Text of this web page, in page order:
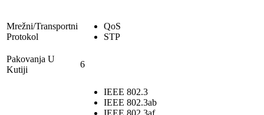
Mrežni/Transportni
Protokol
QoS
STP
Pakovanja U
Kutiji
6
IEEE 802.3
IEEE 802.3ab
IEEE 802.3af